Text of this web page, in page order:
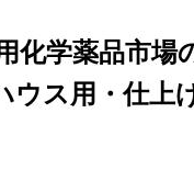
化学薬品市
ウス用・仕上